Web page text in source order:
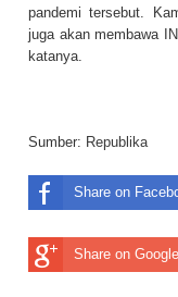
pandemi tersebut.
juga akan membawa
katanya.
Sumber: Republika
Share on
Share on